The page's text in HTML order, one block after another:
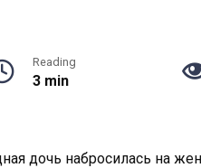
Reading
3 min
дочь набросилась на